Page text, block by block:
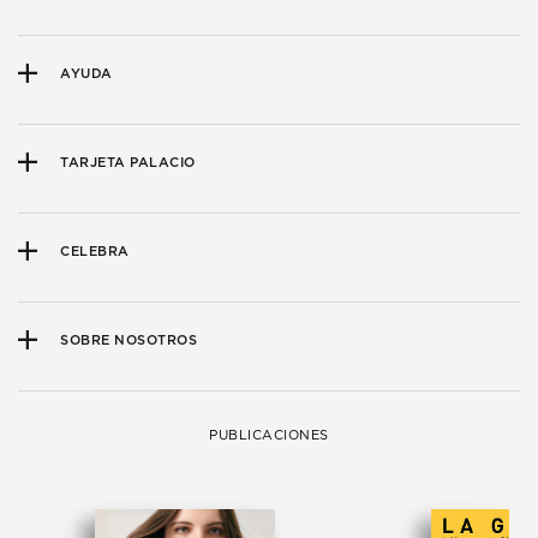
AYUDA
TARJETA PALACIO
CELEBRA
SOBRE NOSOTROS
PUBLICACIONES